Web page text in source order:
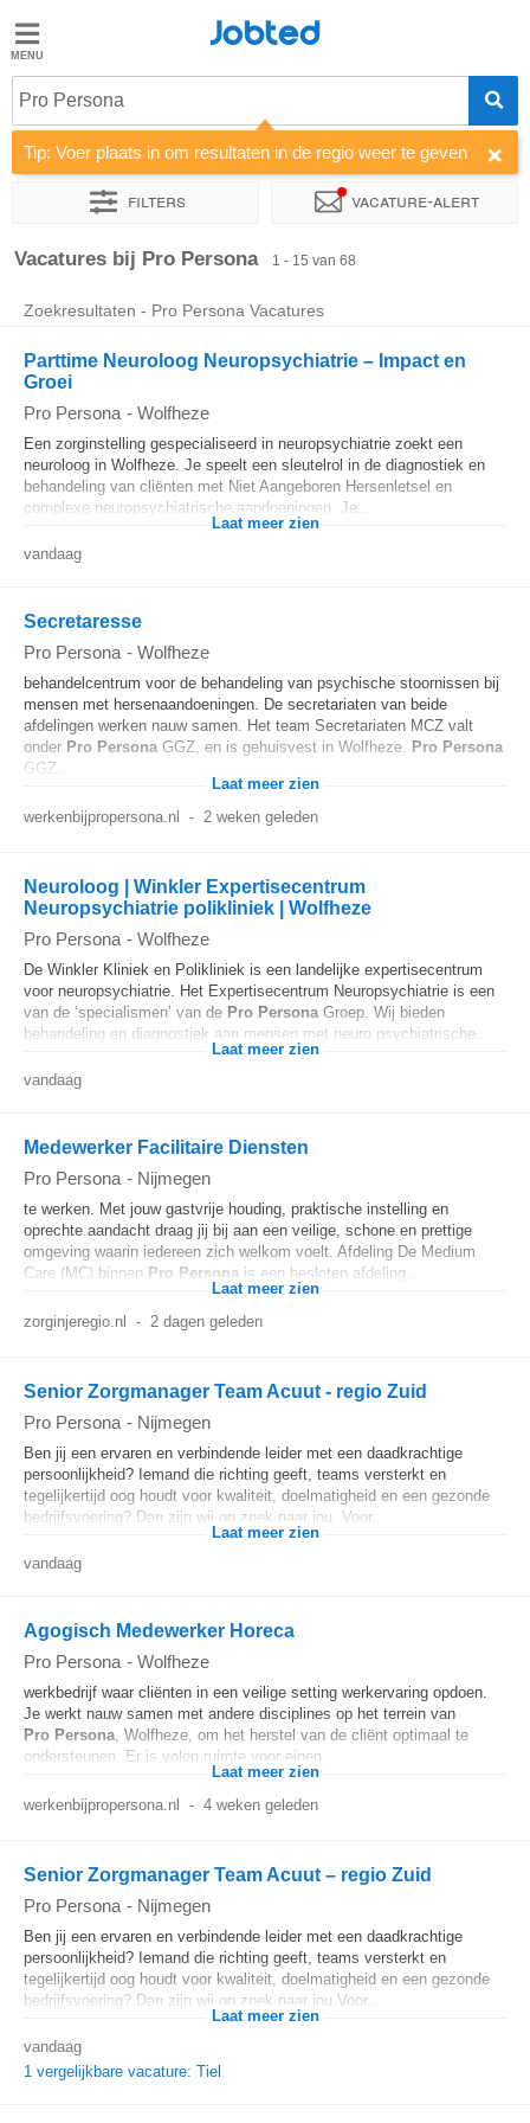
Jobted
Vacatures
Salarissen
Jobted
Pro Persona
Tip: Voer plaats in om resultaten in de regio weer te geven
Filters Vacature-alert
Sorteer op Bedrijf Soort dienstverband
Vacatures bij Pro Persona 1 - 15 van 68
Zoekresultaten - Pro Persona Vacatures
Parttime Neuroloog Neuropsychiatrie – Impact en
Groei
Pro Persona - Wolfheze
Een zorginstelling gespecialiseerd in neuropsychiatrie zoekt een
neuroloog in Wolfheze. Je speelt een sleutelrol in de diagnostiek en
behandeling van cliënten met Niet Aangeboren Hersenletsel en
complexe neuropsychiatrische aandoeningen. Je...
Laat meer zien
vandaag
Secretaresse
Pro Persona - Wolfheze
behandelcentrum voor de behandeling van psychische stoornissen bij
mensen met hersenaandoeningen. De secretariaten van beide
afdelingen werken nauw samen. Het team Secretariaten MCZ valt
onder Pro Persona GGZ, en is gehuisvest in Wolfheze. Pro Persona
GGZ...
Laat meer zien
werkenbijpropersona.nl - 2 weken geleden
Neuroloog | Winkler Expertisecentrum
Neuropsychiatrie polikliniek | Wolfheze
Pro Persona - Wolfheze
De Winkler Kliniek en Polikliniek is een landelijke expertisecentrum
voor neuropsychiatrie. Het Expertisecentrum Neuropsychiatrie is een
van de ‘specialismen’ van de Pro PersonaGroep. Wij bieden
behandeling en diagnostiek aan mensen met neuro psychiatrische...
Laat meer zien
vandaag
Medewerker Facilitaire Diensten
Pro Persona - Nijmegen
te werken. Met jouw gastvrije houding, praktische instelling en
oprechte aandacht draag jij bij aan een veilige, schone en prettige
omgeving waarin iedereen zich welkom voelt. Afdeling De Medium
Care (MC) binnen Pro Persona is een besloten afdeling...
Laat meer zien
zorginjeregio.nl - 2 dagen geleden
Senior Zorgmanager Team Acuut - regio Zuid
Pro Persona - Nijmegen
Ben jij een ervaren en verbindende leider met een daadkrachtige
persoonlijkheid? Iemand die richting geeft, teams versterkt en
tegelijkertijd oog houdt voor kwaliteit, doelmatigheid en een gezonde
bedrijfsvoering? Dan zijn wij op zoek naar jou. Voor...
Laat meer zien
vandaag
Agogisch Medewerker Horeca
Pro Persona - Wolfheze
werkbedrijf waar cliënten in een veilige setting werkervaring opdoen.
Je werkt nauw samen met andere disciplines op het terrein van
Pro Persona, Wolfheze, om het herstel van de cliënt optimaal te
ondersteunen. Er is volop ruimte voor eigen...
Laat meer zien
werkenbijpropersona.nl - 4 weken geleden
Senior Zorgmanager Team Acuut – regio Zuid
Pro Persona - Nijmegen
Ben jij een ervaren en verbindende leider met een daadkrachtige
persoonlijkheid? Iemand die richting geeft, teams versterkt en
tegelijkertijd oog houdt voor kwaliteit, doelmatigheid en een gezonde
bedrijfsvoering? Dan zijn wij op zoek naar jou.Voor...
Laat meer zien
vandaag
1 vergelijkbare vacature: Tiel